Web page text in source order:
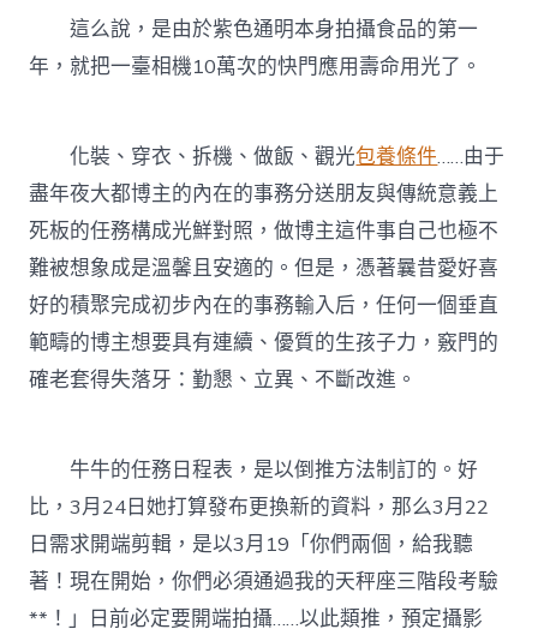
這么說，是由於紫色通明本身拍攝食品的第一
年，就把一臺相機10萬次的快門應用壽命用光了。
化裝、穿衣、拆機、做飯、觀光包養條件……由于
盡年夜大都博主的內在的事務分送朋友與傳統意義上
死板的任務構成光鮮對照，做博主這件事自己也極不
難被想象成是溫馨且安適的。但是，憑著曩昔愛好喜
好的積聚完成初步內在的事務輸入后，任何一個垂直
範疇的博主想要具有連續、優質的生孩子力，竅門的
確老套得失落牙：勤懇、立異、不斷改進。
牛牛的任務日程表，是以倒推方法制訂的。好
比，3月24日她打算發布更換新的資料，那么3月22
日需求開端剪輯，是以3月19「你們兩個，給我聽
著！現在開始，你們必須通過我的天秤座三階段考驗
**！」日前必定要開端拍攝……以此類推，預定攝影